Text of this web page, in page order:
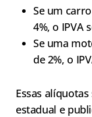
Se um
4%, o IPVA
Se uma
de 2%, o
Essas
estadual e